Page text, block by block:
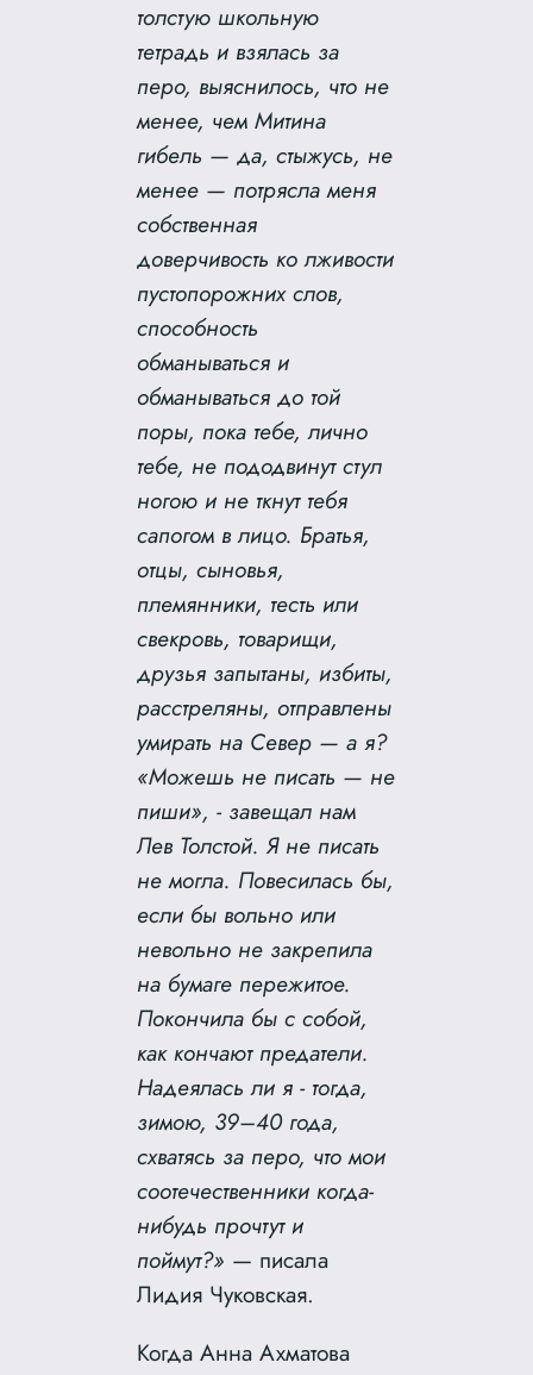
толстую школьную
тетрадь и взялась за
перо, выяснилось, что не
менее, чем Митина
гибель — да, стыжусь, не
менее — потрясла меня
собственная
доверчивость ко лживости
пустопорожних слов,
способность
обманываться и
обманываться до той
поры, пока тебе, лично
тебе, не пододвинут стул
ногою и не ткнут тебя
сапогом в лицо. Братья,
отцы, сыновья,
племянники, тесть или
свекровь, товарищи,
друзья запытаны, избиты,
расстреляны, отправлены
умирать на Север — а я?
«Можешь не писать — не
пиши», ‑ завещал нам
Лев Толстой. Я не писать
не могла. Повесилась бы,
если бы вольно или
невольно не закрепила
на бумаге пережитое.
Покончила бы с собой,
как кончают предатели.
Надеялась ли я ‑ тогда,
зимою, 39–40 года,
схватясь за перо, что мои
соотечественники когда-
нибудь прочтут и
поймут?» — писала
Лидия Чуковская.
Когда Анна Ахматова